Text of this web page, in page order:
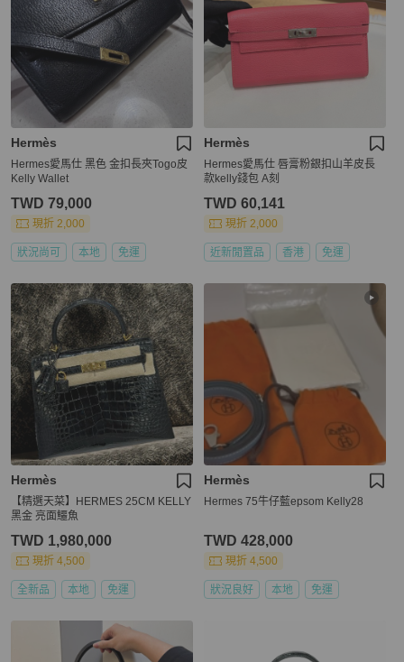
Hermès
Hermes愛馬仕 黑色 金扣長夾Togo皮
Kelly Wallet
TWD 79,000
現折 2,000
狀況尚可 本地 免運
Hermès
Hermes愛馬仕 唇膏粉銀扣山羊皮長
款kelly錢包 A刻
TWD 60,141
現折 2,000
近新閒置品 香港 免運
Hermès
【精選天菜】HERMES 25CM KELLY
黑金 亮面鱷魚
TWD 1,980,000
現折 4,500
全新品 本地 免運
Hermès
Hermes 75牛仔藍epsom Kelly28
TWD 428,000
現折 4,500
狀況良好 本地 免運